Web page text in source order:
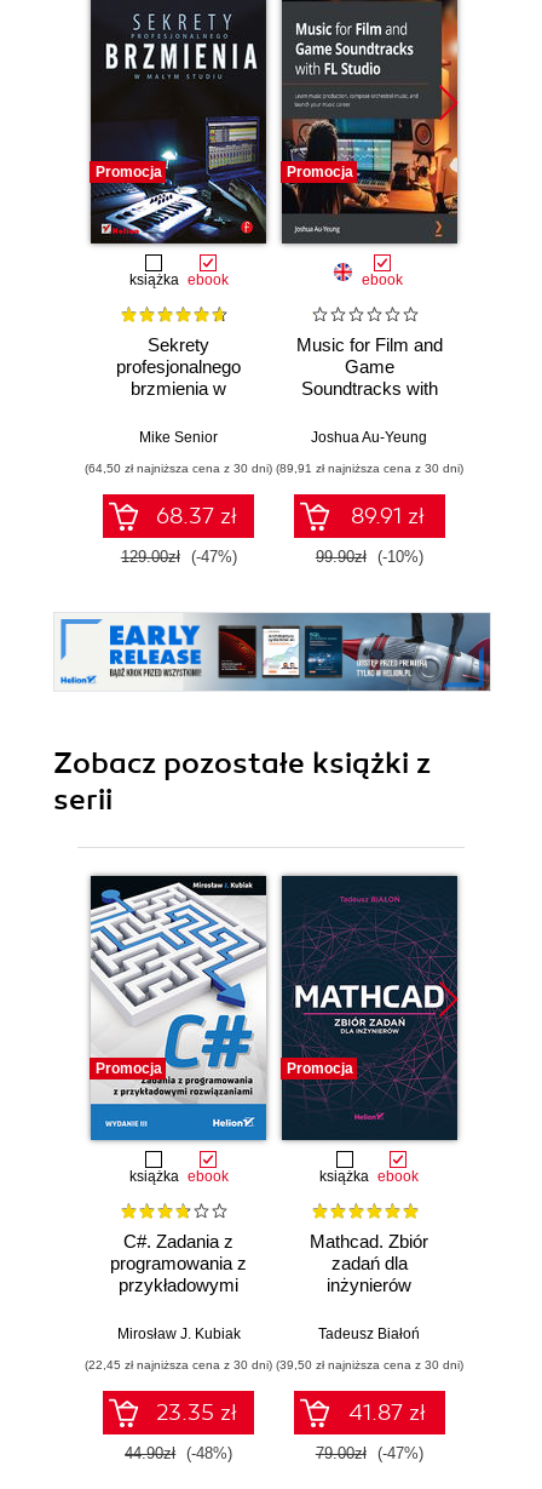
Promocja
książka ebook
Sekrety
profesjonalnego
brzmienia w
Mike Senior
(64,50 zł najniższa cena z 30 dni)
68.37 zł
129.00zł (-47%)
Promocja
ebook
Music for Film and
Game
Soundtracks with
music production,
orchestral music,
and launch your
music career
Joshua Au-Yeung
(89,91 zł najniższa cena z 30 dni)
89.91 zł
99.90zł (-10%)
Zobacz pozostałe książki z
serii
Promocja
książka ebook
C#. Zadania z
programowania z
przykładowymi
Wydanie III
Mirosław J. Kubiak
(22,45 zł najniższa cena z 30 dni)
23.35 zł
44.90zł (-48%)
Promocja
książka ebook
Mathcad. Zbiór
zadań dla
inżynierów
Tadeusz Białoń
(39,50 zł najniższa cena z 30 dni)
41.87 zł
79.00zł (-47%)